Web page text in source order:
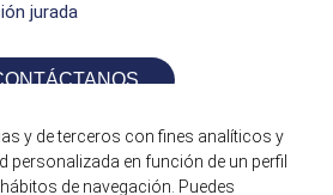
jurada
y de terceros con fines analíticos y
personalizada en función de un perfil
de navegación. Puedes